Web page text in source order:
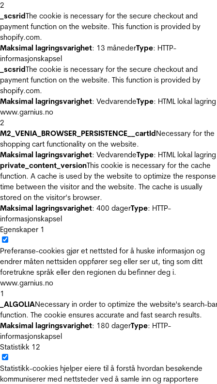
2
_scsridThe cookie is necessary for the secure checkout and
payment function on the website. This function is provided by
shopify.com.
Maksimal lagringsvarighet: 13 månederType: HTTP-
informasjonskapsel
_scsridThe cookie is necessary for the secure checkout and
payment function on the website. This function is provided by
shopify.com.
Maksimal lagringsvarighet: VedvarendeType: HTML lokal lagring
www.garnius.no
2
M2_VENIA_BROWSER_PERSISTENCE__cartIdNecessary for the
shopping cart functionality on the website.
Maksimal lagringsvarighet: VedvarendeType: HTML lokal lagring
private_content_versionThis cookie is necessary for the cache
function. A cache is used by the website to optimize the response
time between the visitor and the website. The cache is usually
stored on the visitor’s browser.
Maksimal lagringsvarighet: 400 dagerType: HTTP-
informasjonskapsel
Egenskaper 1
Preferanse-cookies gjør et nettsted for å huske informasjon og
endrer måten nettsiden oppfører seg eller ser ut, ting som ditt
foretrukne språk eller den regionen du befinner deg i.
www.garnius.no
1
_ALGOLIANecessary in order to optimize the website's search-
function. The cookie ensures accurate and fast search results.
Maksimal lagringsvarighet: 180 dagerType: HTTP-
informasjonskapsel
Statistikk 12
Statistikk-cookies hjelper eiere til å forstå hvordan besøkende
kommuniserer med nettsteder ved å samle inn og rapportere